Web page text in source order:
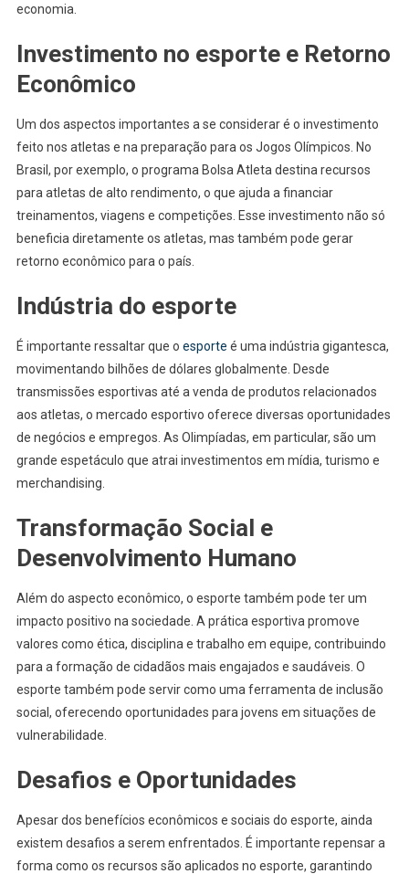
economia.
Investimento no esporte e Retorno
Econômico
Um dos aspectos importantes a se considerar é o investimento
feito nos atletas e na preparação para os Jogos Olímpicos. No
Brasil, por exemplo, o programa Bolsa Atleta destina recursos
para atletas de alto rendimento, o que ajuda a financiar
treinamentos, viagens e competições. Esse investimento não só
beneficia diretamente os atletas, mas também pode gerar
retorno econômico para o país.
Indústria do esporte
É importante ressaltar que o esporte é uma indústria gigantesca,
movimentando bilhões de dólares globalmente. Desde
transmissões esportivas até a venda de produtos relacionados
aos atletas, o mercado esportivo oferece diversas oportunidades
de negócios e empregos. As Olimpíadas, em particular, são um
grande espetáculo que atrai investimentos em mídia, turismo e
merchandising.
Transformação Social e
Desenvolvimento Humano
Além do aspecto econômico, o esporte também pode ter um
impacto positivo na sociedade. A prática esportiva promove
valores como ética, disciplina e trabalho em equipe, contribuindo
para a formação de cidadãos mais engajados e saudáveis. O
esporte também pode servir como uma ferramenta de inclusão
social, oferecendo oportunidades para jovens em situações de
vulnerabilidade.
Desafios e Oportunidades
Apesar dos benefícios econômicos e sociais do esporte, ainda
existem desafios a serem enfrentados. É importante repensar a
forma como os recursos são aplicados no esporte, garantindo